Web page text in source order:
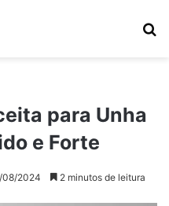
para Unha
e Forte
08/2024 2 minutos de leitura